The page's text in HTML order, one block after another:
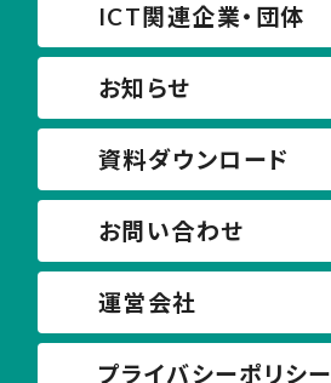
ICT関連企業・団体
お知らせ
資料ダウンロード
お問い合わせ
運営会社
プライバシーポリシー